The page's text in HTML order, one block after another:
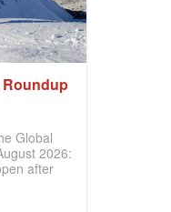
Roundup
Global
2026:
after